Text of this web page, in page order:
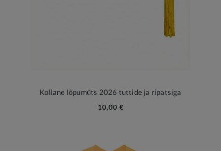
Kollane lõpumüts 2026 tuttide ja ripatsiga
10,00 €